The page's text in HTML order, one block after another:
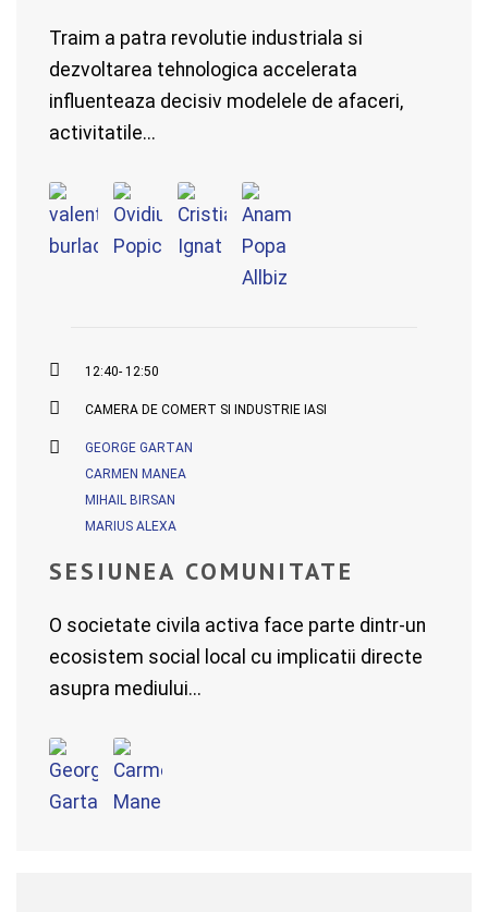
Traim a patra revolutie industriala si
dezvoltarea tehnologica accelerata
influenteaza decisiv modelele de afaceri,
activitatile...
12:40- 12:50
CAMERA DE COMERT SI INDUSTRIE IASI
GEORGE GARTAN
CARMEN MANEA
MIHAIL BIRSAN
MARIUS ALEXA
SESIUNEA COMUNITATE
O societate civila activa face parte dintr-un
ecosistem social local cu implicatii directe
asupra mediului...